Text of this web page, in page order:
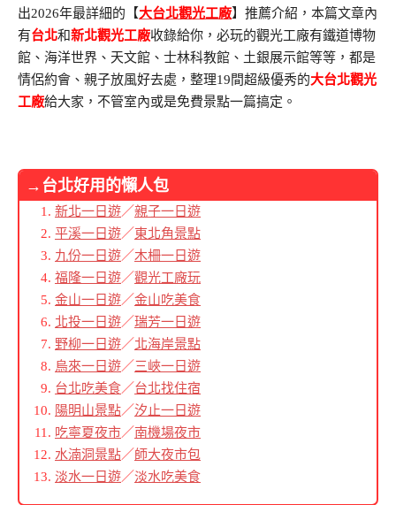
出2026年最詳細的【大台北觀光工廠】推薦介紹，本篇文章內
有台北和新北觀光工廠收錄給你，必玩的觀光工廠有鐵道博物
館、海洋世界、天文館、士林科教館、土銀展示館等等，都是
情侶約會、親子放風好去處，整理19間超級優秀的大台北觀光
工廠給大家，不管室內或是免費景點一篇搞定。
→台北好用的懶人包
新北一日遊／親子一日遊
平溪一日遊／東北角景點
九份一日遊／木柵一日遊
福隆一日遊／觀光工廠玩
金山一日遊／金山吃美食
北投一日遊／瑞芳一日遊
野柳一日遊／北海岸景點
烏來一日遊／三峽一日遊
台北吃美食／台北找住宿
陽明山景點／汐止一日遊
吃寧夏夜市／南機場夜市
水湳洞景點／師大夜市包
淡水一日遊／淡水吃美食